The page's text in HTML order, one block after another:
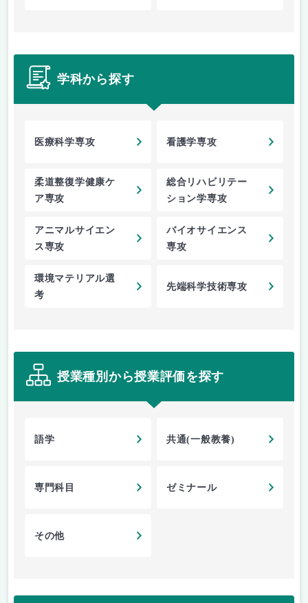
学科から探す
医療科学専攻 看護学専攻
柔道整復学健康ケ
ア専攻
総合リハビリテー
ション学専攻
アニマルサイエン
ス専攻
バイオサイエンス
専攻
環境マテリアル選
考
先端科学技術専攻
授業種別から授業評価を探す
語学 共通(一般教養)
専門科目 ゼミナール
その他